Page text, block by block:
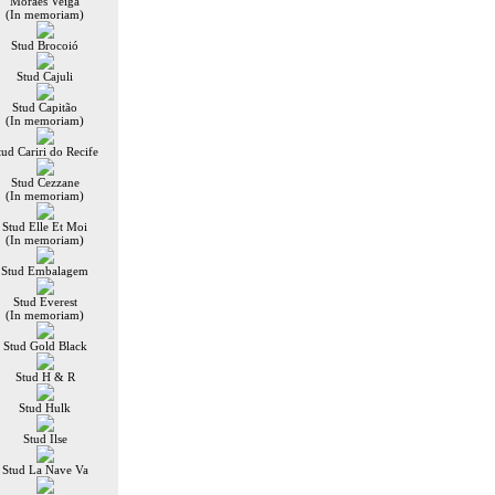
(In memoriam)
Stud Brocoió
Stud Cajuli
Stud Capitão
(In memoriam)
Cariri do Recife
Stud Cezzane
(In memoriam)
Stud Elle Et Moi
(In memoriam)
Stud Embalagem
Stud Everest
(In memoriam)
Stud Gold Black
Stud H & R
Stud Hulk
Stud Ilse
Stud La Nave Va